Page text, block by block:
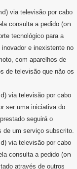
) via televisão por cabo
consulta a pedido (on
tecnológico para a
inovador e inexistente no
com aparelhos de
de televisão que não os
) via televisão por cabo
ser uma iniciativa do
seguirá o
de um serviço subscrito.
) via televisão por cabo
consulta a pedido (on
através de outros